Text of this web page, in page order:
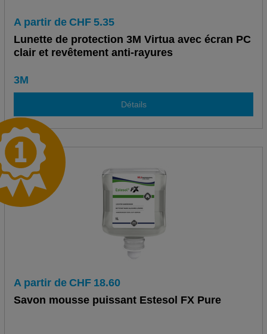
A partir de CHF 5.35
Lunette de protection 3M Virtua avec écran PC
clair et revêtement anti-rayures
3M
Détails
A partir de CHF 18.60
Savon mousse puissant Estesol FX Pure